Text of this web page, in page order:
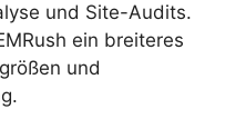
und Site-Audits.
ein breiteres
und